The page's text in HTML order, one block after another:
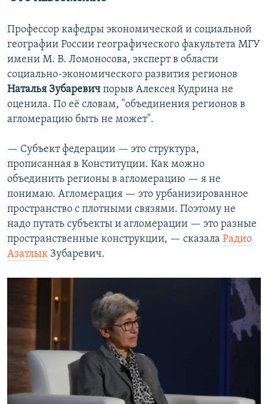
720p
Профессор кафедры экономической и социальной
географии России географического факультета МГУ
имени М. В. Ломоносова, эксперт в области
социально-экономического развития регионов
Наталья Зубаревич порыв Алексея Кудрина не
оценила. По её словам, "объединения регионов в
агломерацию быть не может".
— Субъект федерации — это структура,
прописанная в Конституции. Как можно
объединить регионы в агломерацию — я не
понимаю. Агломерация — это урбанизированное
пространство с плотными связями. Поэтому не
надо путать субъекты и агломерации — это разные
пространственные конструкции, — сказала Радио
Азатлык Зубаревич.